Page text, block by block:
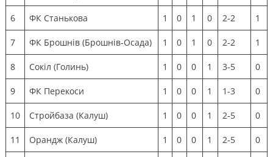
6 ФК Станькова 1 0 1 0 2-2 1
7 ФК Брошнів (Брошнів-Осада) 1 0 1 0 2-2 1
8 Сокіл (Голинь) 1 0 0 1 3-5 0
9 ФК Перекоси 1 0 0 1 1-3 0
10 Стройбаза (Калуш) 1 0 0 1 2-5 0
11 Орандж (Калуш) 1 0 0 1 2-5 0